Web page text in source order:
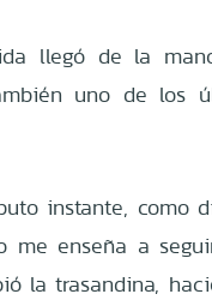
llegó de la
uno de los
instante, como
me enseña a
la trasandina,